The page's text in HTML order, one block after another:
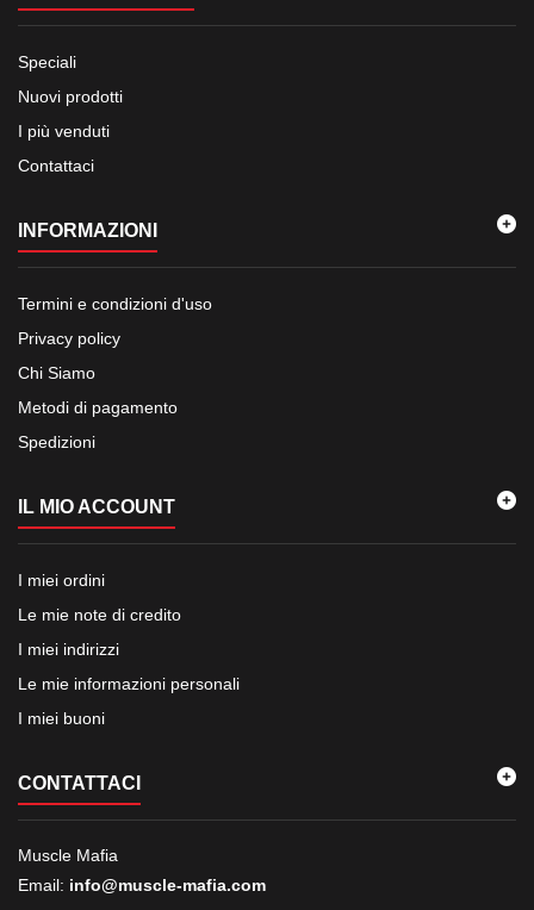
Speciali
Nuovi prodotti
I più venduti
Contattaci
INFORMAZIONI
Termini e condizioni d'uso
Privacy policy
Chi Siamo
Metodi di pagamento
Spedizioni
IL MIO ACCOUNT
I miei ordini
Le mie note di credito
I miei indirizzi
Le mie informazioni personali
I miei buoni
CONTATTACI
Muscle Mafia
Email: info@muscle-mafia.com